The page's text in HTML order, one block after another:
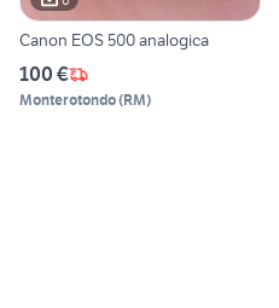
Canon EOS 500 analogica
100 €
Monterotondo(RM)